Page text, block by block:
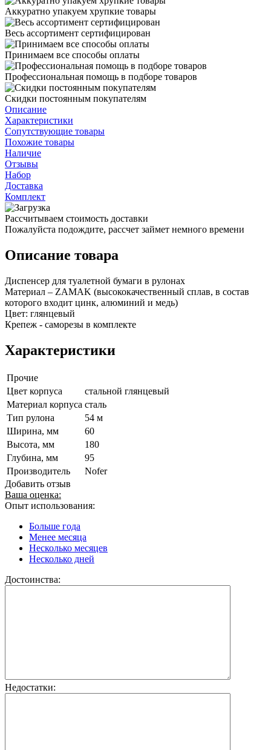
Аккуратно упакуем хрупкие товары
Весь ассортимент сертифицирован
Принимаем все способы оплаты
Профессиональная помощь в подборе товаров
Скидки постоянным покупателям
Описание
Характеристики
Сопутствующие товары
Похожие товары
Наличие
Отзывы
Набор
Доставка
Комплект
Рассчитываем стоимость доставки
Пожалуйста подождите, рассчет займет немного времени
Описание товара
Диспенсер для туалетной бумаги в рулонах
Материал – ZAMAK (высококачественный сплав, в состав
которого входит цинк, алюминий и медь)
Цвет: глянцевый
Крепеж - саморезы в комплекте
Характеристики
Прочие
Цвет корпуса
стальной глянцевый
Материал корпуса сталь
Тип рулона
54 м
Ширина, мм
60
Высота, мм
180
Глубина, мм
95
Производитель
Nofer
Добавить отзыв
Ваша оценка:
Опыт использования:
Больше года
Менее месяца
Несколько месяцев
Несколько дней
Достоинства:
Недостатки: